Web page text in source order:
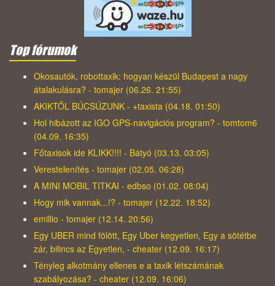
Top fórumok
Okosautók, robottaxik: hogyan készül Budapest a nagy
átalakulásra? - tomajer (06.26. 21:55)
AKIKTŐL BÚCSÚZUNK - +taxista (04.18. 01:50)
Hol hibázott az IGO GPS-navigációs program? - tomtom6
(04.09. 16:35)
Főtaxisok ide KLIKK!!!! - Bátyó (03.13. 03:05)
Verestelenítés - tomajer (02.05. 06:28)
A MINI MOBIL TITKAI - edbso (01.02. 08:04)
Hogy mik vannak...!? - tomajer (12.22. 18:52)
emillio - tomajer (12.14. 20:56)
Egy UBER mind fölött, Egy Uber kegyetlen, Egy a sötétbe
zár, bilincs az Egyetlen, - cheater (12.09. 16:17)
Tényleg alkotmány ellenes e a taxik létszámának
szabályozása? - cheater (12.09. 16:06)